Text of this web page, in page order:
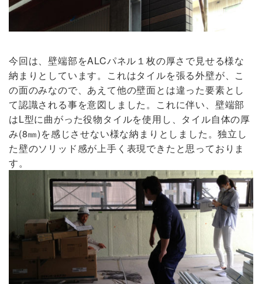
今回は、壁端部をALCパネル１枚の厚さで見せる様な
納まりとしています。これはタイルを張る外壁が、こ
の面のみなので、あえて他の壁面とは違った要素とし
て認識される事を意図しました。これに伴い、壁端部
はL型に曲がった役物タイルを使用し、タイル自体の厚
み(8㎜)を感じさせない様な納まりとしました。独立し
た壁のソリッド感が上手く表現できたと思っておりま
す。